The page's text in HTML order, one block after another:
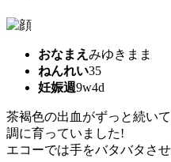
おなまえ みゆきまま
ねんれい35
妊娠週9w4d
茶褐色の出血がずっと続い
調に育っていました!
エコーでは手をバタバタさ